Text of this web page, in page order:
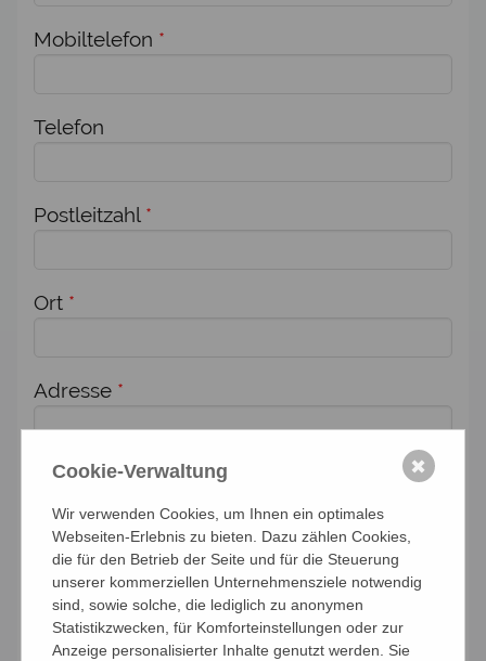
Mobiltelefon *
Telefon
Postleitzahl *
Ort *
Adresse *
Zusätzlich melde ich weitere Personen für
diese Veranstaltung an:
Anzahl Personen
Namen der Personen (Vor- und Nachname)
Cookie-Verwaltung
Wir verwenden Cookies, um Ihnen ein optimales
Webseiten-Erlebnis zu bieten. Dazu zählen Cookies,
die für den Betrieb der Seite und für die Steuerung
unserer kommerziellen Unternehmensziele notwendig
sind, sowie solche, die lediglich zu anonymen
Statistikzwecken, für Komforteinstellungen oder zur
Anzeige personalisierter Inhalte genutzt werden. Sie
✖